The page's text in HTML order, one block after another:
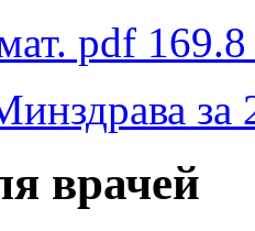
pdf
за
врачей